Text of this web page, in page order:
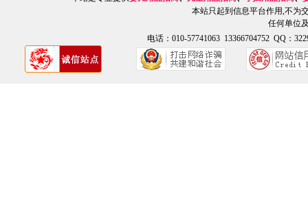
本站只起到信息平台作用,不为
任何单位
电话：010-57741063 13366704752 QQ：